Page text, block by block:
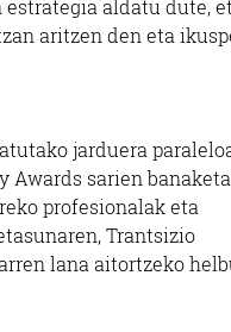
aldatu dute,
aritzen den eta
jarduera
Awards sarien banaketa
profesionalak eta
Trantsizio
lana aitortzeko